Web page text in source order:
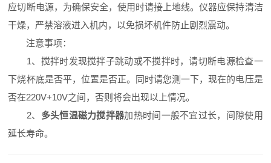
应切断电源，为确保安全，使用时请接上地线。仪器应保持清洁
干燥，严禁溶液进入机内，以免损坏机件防止剧烈震动。
注意事项：
1、搅拌时发现搅拌子跳动或不搅拌时，请切断电源检查一
下烧杯底是否平，位置是否正。同时请您测一下，现在的电压是
否在220V+10V之间，否则将会出现以上情况。
2、 多头恒温磁力搅拌器加热时间一般不宜过长，间隙使用
延长寿命。